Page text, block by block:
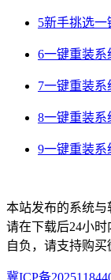
5新手挑选一
6一键重装系
7一键重装系
8一键重装系
9一键重装系
本站发布的系统与
请在下载后24小
自负，请支持购买